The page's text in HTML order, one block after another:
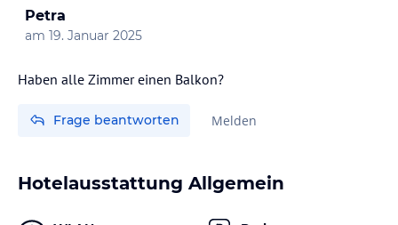
Petra
am 19. Januar 2025
Haben alle Zimmer einen Balkon?
Frage beantworten Melden
Hotelausstattung Allgemein